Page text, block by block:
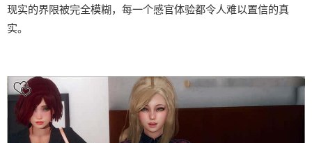
现实的界限被完全模糊，每一个感官体验都令人难以置信的真
实。